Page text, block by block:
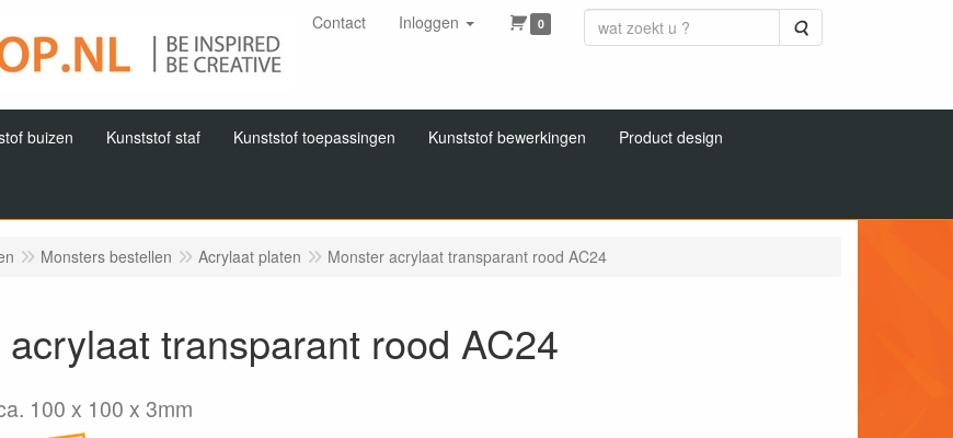
Contact Inloggen 0 Zoeken
buizen Kunststof staf Kunststof toepassingen Kunststof bewerkingen Product design
Monsters bestellen Acrylaat platen Monster acrylaat transparant rood AC24
transparant rood AC24
100 x 100 x 3mm